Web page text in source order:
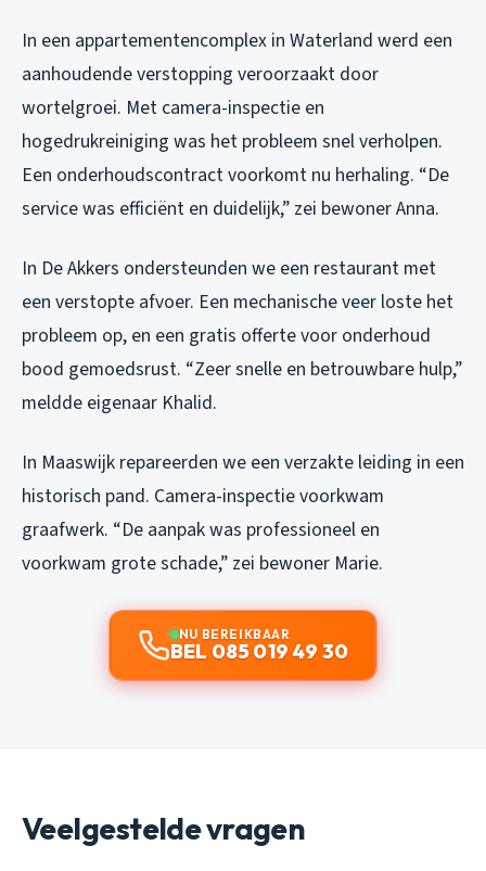
In een appartementencomplex in Waterland werd een
aanhoudende verstopping veroorzaakt door
wortelgroei. Met camera-inspectie en
hogedrukreiniging was het probleem snel verholpen.
Een onderhoudscontract voorkomt nu herhaling. “De
service was efficiënt en duidelijk,” zei bewoner Anna.
In De Akkers ondersteunden we een restaurant met
een verstopte afvoer. Een mechanische veer loste het
probleem op, en een gratis offerte voor onderhoud
bood gemoedsrust. “Zeer snelle en betrouwbare hulp,”
meldde eigenaar Khalid.
In Maaswijk repareerden we een verzakte leiding in een
historisch pand. Camera-inspectie voorkwam
graafwerk. “De aanpak was professioneel en
voorkwam grote schade,” zei bewoner Marie.
NU BEREIKBAAR
BEL 085 019 49 30
Veelgestelde vragen